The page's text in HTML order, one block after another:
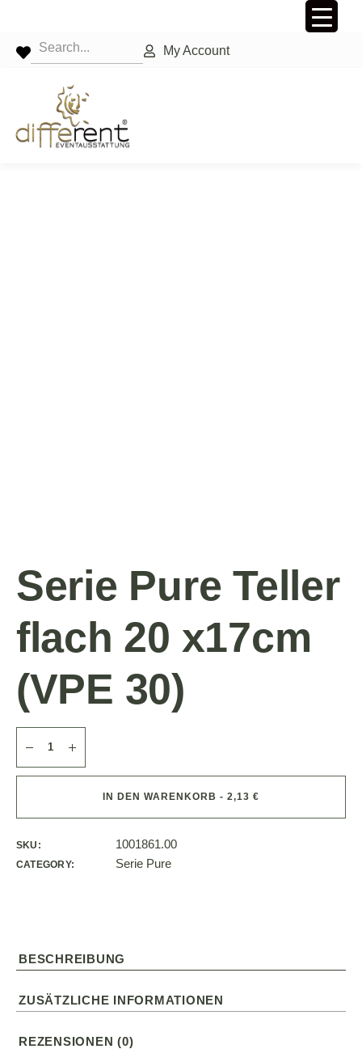
My Account
Serie Pure Teller
flach 20 x17cm
(VPE 30)
IN DEN WARENKORB - 2,13 €
SKU: 1001861.00
CATEGORY: Serie Pure
BESCHREIBUNG
ZUSÄTZLICHE INFORMATIONEN
REZENSIONEN (0)